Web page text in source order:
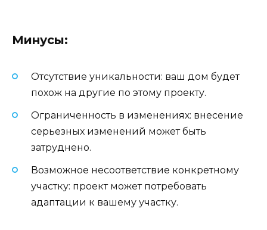
Минусы:
Отсутствие уникальности: ваш дом будет
похож на другие по этому проекту.
Ограниченность в изменениях: внесение
серьезных изменений может быть
затруднено.
Возможное несоответствие конкретному
участку: проект может потребовать
адаптации к вашему участку.